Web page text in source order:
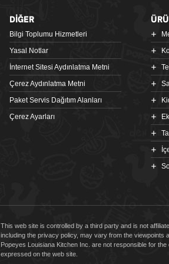
DİĞER
Bilgi Toplumu Hizmetleri
Yasal Notlar
İnternet Sitesi Aydınlatma Metni
Çerez Aydınlatma Metni
Paket Servis Dağıtım Alanları
Çerez Ayarları
This web site is controlled by a third party and is not
including the privacy policy, may vary from the viewpoints
Popeyes Louisiana Kitchen Inc. are not responsible for
expressed on the web site.